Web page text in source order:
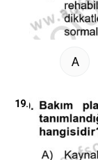
A
19.